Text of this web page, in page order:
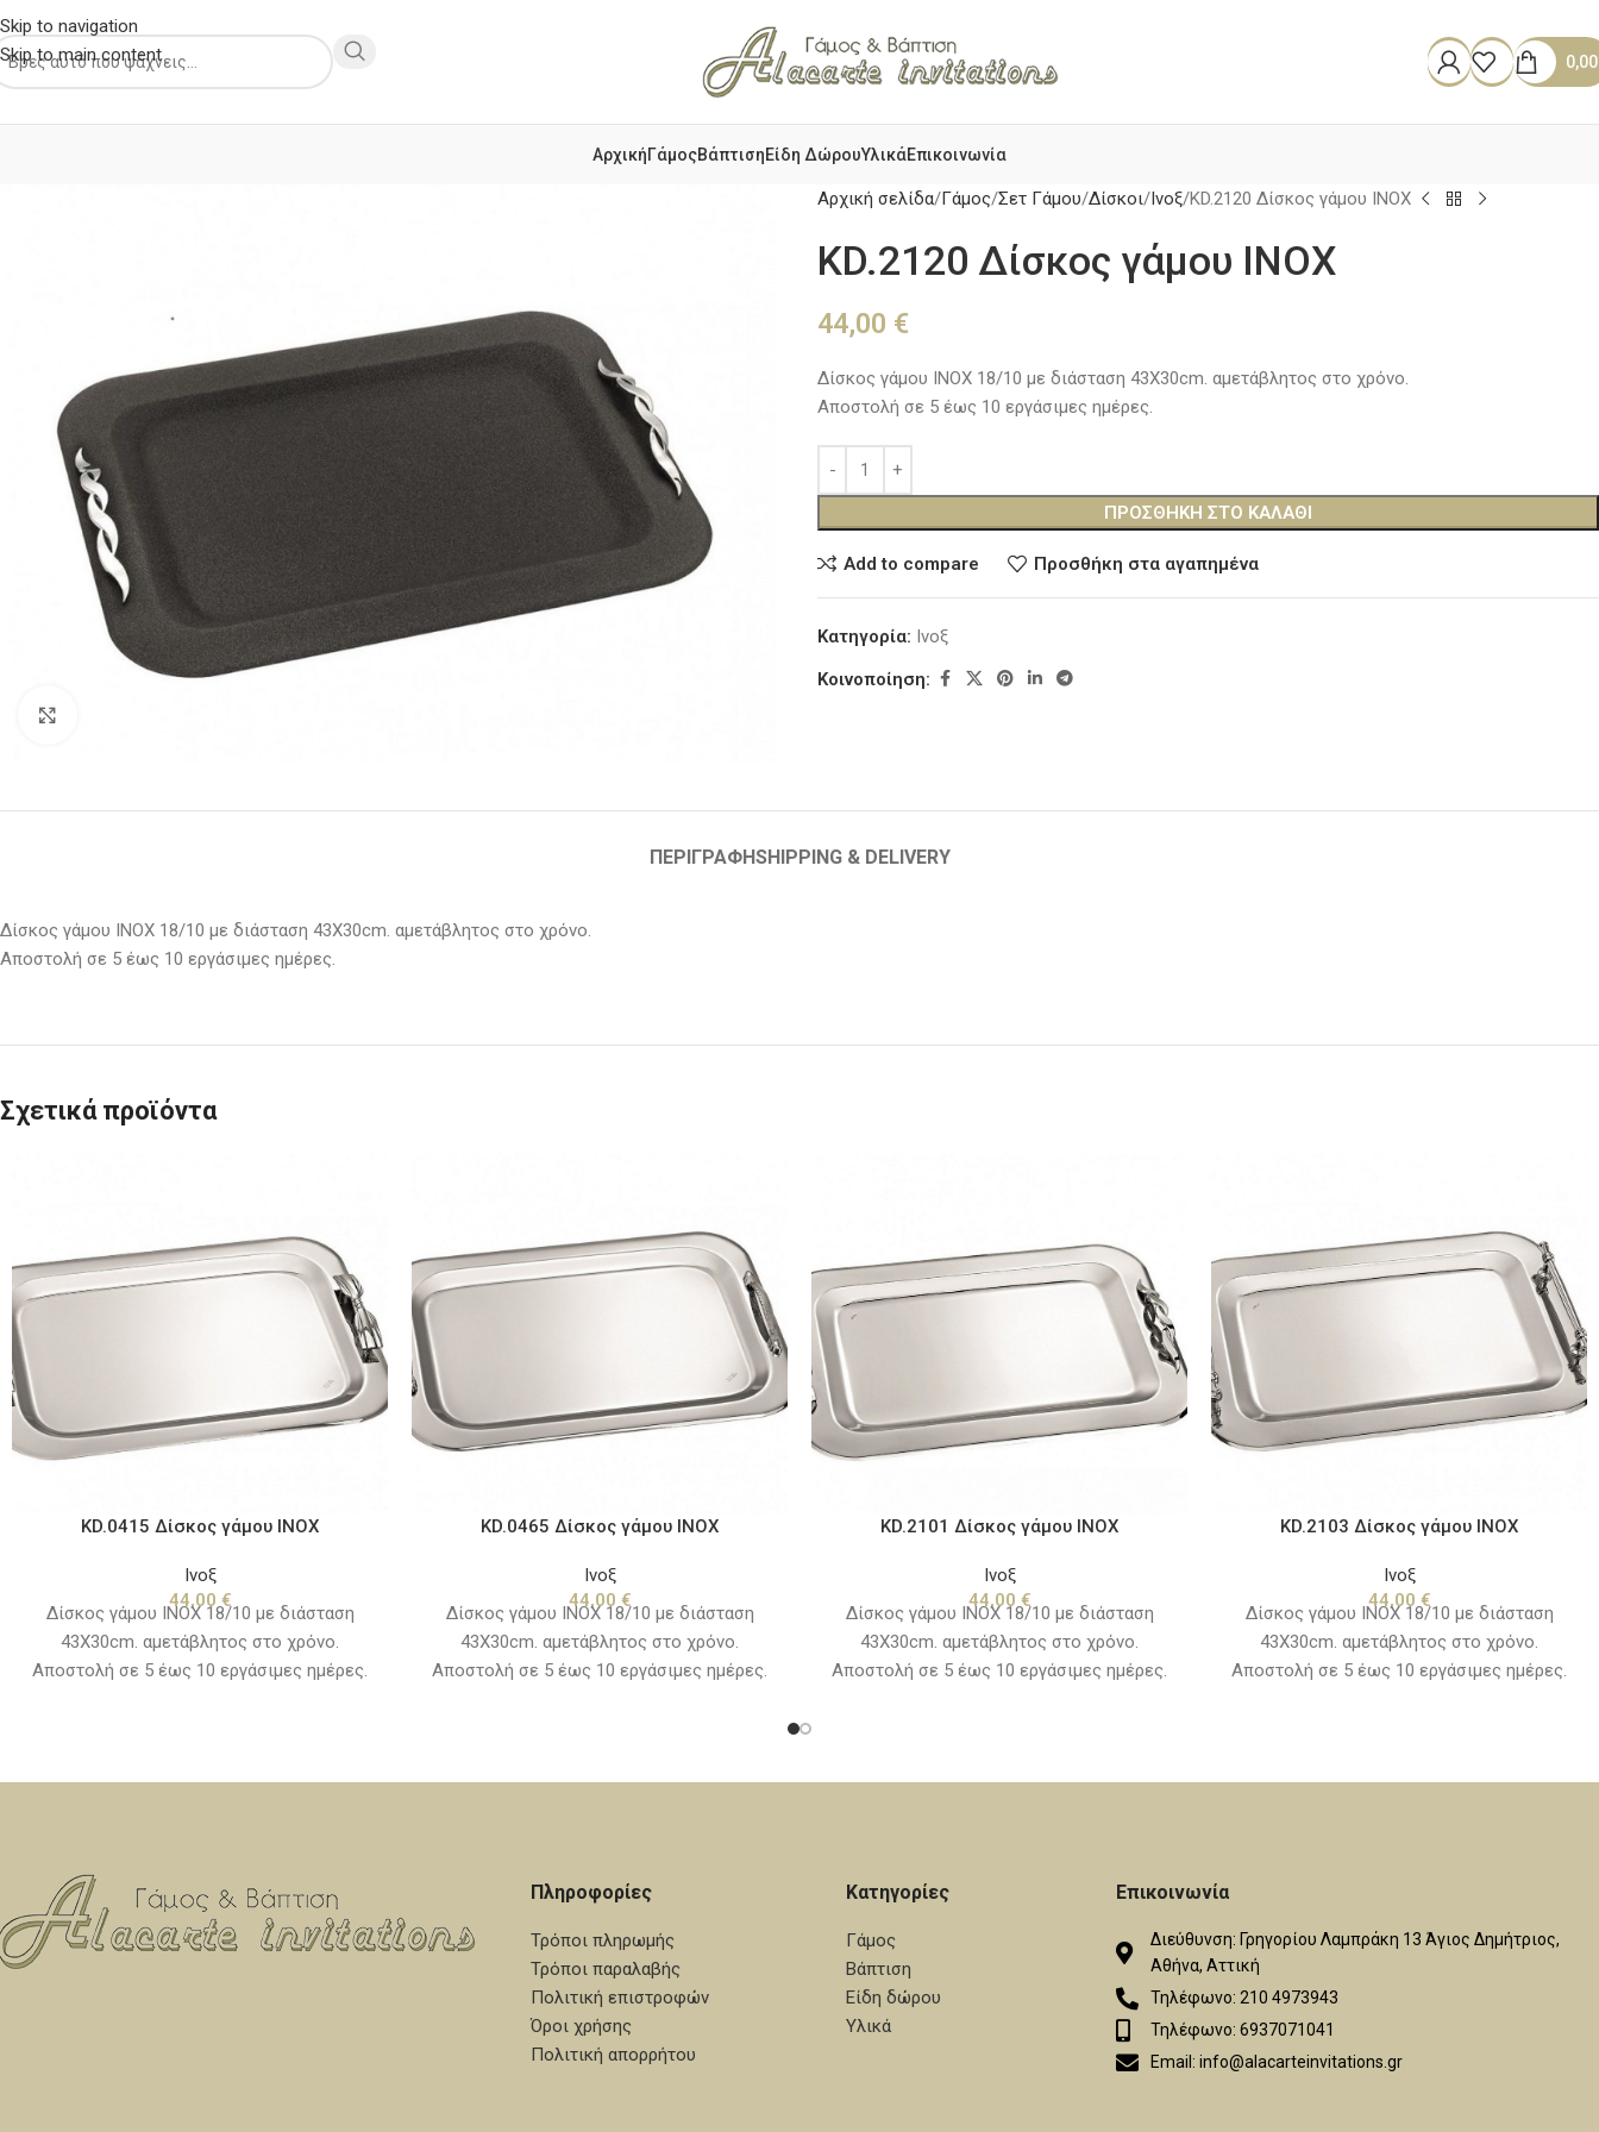
Skip to navigation
Skip to main content
ΑρχικήΓάμοςΒάπτισηΕίδη ΔώρουΥλικάΕπικοινωνία
Αρχική σελίδα Γάμος Σετ Γάμου Δίσκοι Ινοξ KD.2120 Δίσκος γάμου ΙΝΟΧ
KD.2120 Δίσκος γάμου ΙΝΟΧ
44,00 €
Δίσκος γάμου ΙΝΟΧ 18/10 με διάσταση 43Χ30cm. αμετάβλητος στο χρόνο.
Αποστολή σε 5 έως 10 εργάσιμες ημέρες.
ΠΡΟΣΘΉΚΗ ΣΤΟ ΚΑΛΆΘΙ
Add to compare Προσθήκη στα αγαπημένα
Κατηγορία: Ινοξ
Κοινοποίηση:
ΠΕΡΙΓΡΑΦΉSHIPPING & DELIVERY
Δίσκος γάμου ΙΝΟΧ 18/10 με διάσταση 43Χ30cm. αμετάβλητος στο χρόνο.
Αποστολή σε 5 έως 10 εργάσιμες ημέρες.
Σχετικά προϊόντα
KD.0415 Δίσκος γάμου ΙΝΟΧ
Ινοξ
44,00 €
Δίσκος γάμου ΙΝΟΧ 18/10 με διάσταση
43Χ30cm. αμετάβλητος στο χρόνο.
Αποστολή σε 5 έως 10 εργάσιμες ημέρες.
KD.0465 Δίσκος γάμου ΙΝΟΧ
Ινοξ
44,00 €
Δίσκος γάμου ΙΝΟΧ 18/10 με διάσταση
43Χ30cm. αμετάβλητος στο χρόνο.
Αποστολή σε 5 έως 10 εργάσιμες ημέρες.
KD.2101 Δίσκος γάμου ΙΝΟΧ
Ινοξ
44,00 €
Δίσκος γάμου ΙΝΟΧ 18/10 με διάσταση
43Χ30cm. αμετάβλητος στο χρόνο.
Αποστολή σε 5 έως 10 εργάσιμες ημέρες.
KD.2103 Δίσκος γάμου ΙΝΟΧ
Ινοξ
44,00 €
Δίσκος γάμου ΙΝΟΧ 18/10 με διάσταση
43Χ30cm. αμετάβλητος στο χρόνο.
Αποστολή σε 5 έως 10 εργάσιμες ημέρες.
Πληροφορίες
Τρόποι πληρωμής
Τρόποι παραλαβής
Πολιτική επιστροφών
Όροι χρήσης
Πολιτική απορρήτου
Κατηγορίες
Γάμος
Βάπτιση
Είδη δώρου
Υλικά
Επικοινωνία
Διεύθυνση: Γρηγορίου Λαμπράκη 13 Άγιος Δημήτριος,
Αθήνα, Αττική
Τηλέφωνο: 210 4973943
Τηλέφωνο: 6937071041
Email: info@alacarteinvitations.gr